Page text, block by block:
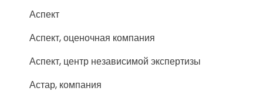
Аспект
Аспект, оценочная компания
Аспект, центр независимой экспертизы
Астар, компания